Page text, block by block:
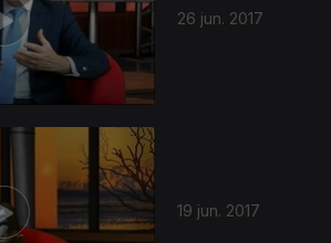
26 jun. 2017
19 jun. 2017